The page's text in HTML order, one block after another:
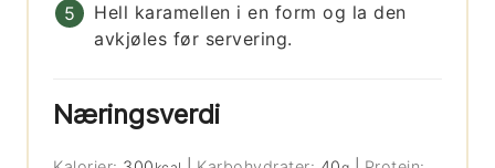
Hell karamellen i en form og la den
avkjøles før servering.
Næringsverdi